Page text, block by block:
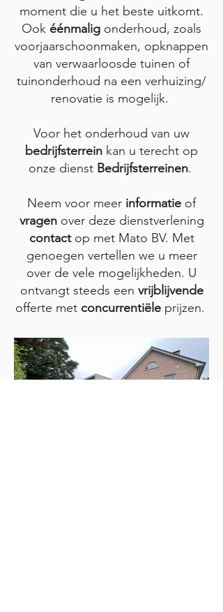
moment die u het beste uitkomt.
Ook éénmalig onderhoud, zoals
voorjaarschoonmaken, opknappen
van verwaarloosde tuinen of
tuinonderhoud na een verhuizing/
renovatie is mogelijk.
Voor het onderhoud van uw
bedrijfsterrein kan u terecht op
onze dienst Bedrijfsterreinen.
Neem voor meer informatie of
vragenover deze dienstverlening
contactop met Mato BV. Met
genoegen vertellen we u meer
over de vele mogelijkheden. U
ontvangt steeds een vrijblijvende
offerte met concurrentiëleprijzen.